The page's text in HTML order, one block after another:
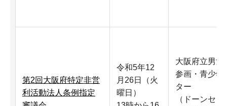
第2回大阪府特定非営
利活動法人条例指定
令和5年12
月26日（火
曜日）
大阪府立男女
参画・青少年
ター
（ドーンセン